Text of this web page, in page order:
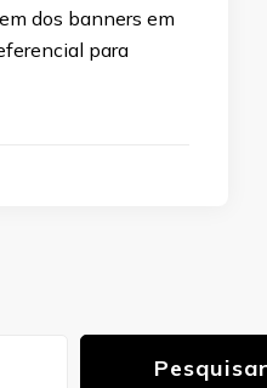
dos banners em
para